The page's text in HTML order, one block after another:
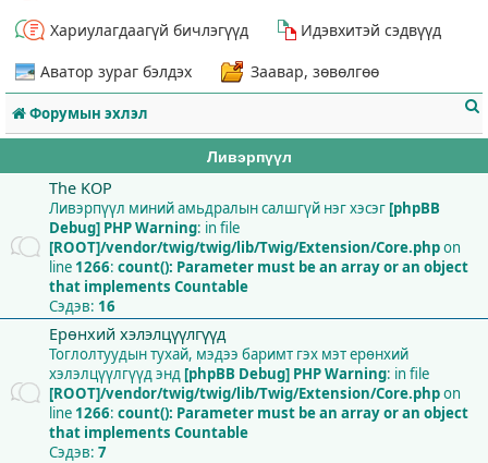
Хариулагдаагүй бичлэгүүд
Идэвхитэй сэдвүүд
Аватор зураг бэлдэх
Заавар, зөвөлгөө
Форумын эхлэл
а
Ливэрпүүл
The KOP
Ливэрпүүл миний амьдралын салшгүй нэг хэсэг [phpBB
Debug] PHP Warning: in file
[ROOT]/vendor/twig/twig/lib/Twig/Extension/Core.phpon
line 1266: count(): Parameter must be an array or an object
that implements Countable
Сэдэв: 16
Ерөнхий хэлэлцүүлгүүд
Тоглолтуудын тухай, мэдээ баримт гэх мэт ерөнхий
хэлэлцүүлгүүд энд [phpBB Debug] PHP Warning: in file
[ROOT]/vendor/twig/twig/lib/Twig/Extension/Core.phpon
line 1266: count(): Parameter must be an array or an object
that implements Countable
Сэдэв: 7